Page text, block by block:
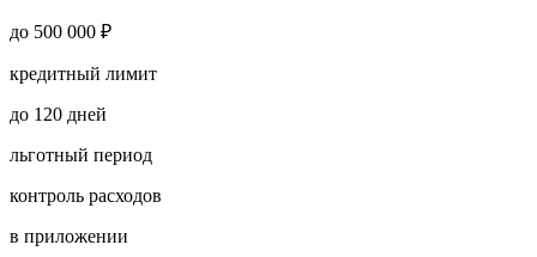
до 500 000 ₽
кредитный лимит
до 120 дней
льготный период
контроль расходов
в приложении